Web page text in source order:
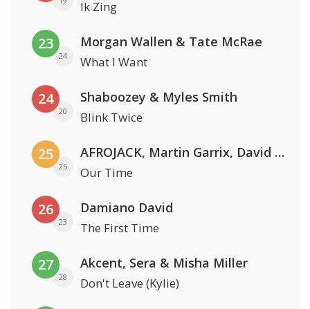
Ik Zing
23
24
Morgan Wallen & Tate McRae
What I Want
24
20
Shaboozey & Myles Smith
Blink Twice
25
25
AFROJACK, Martin Garrix, David Guetta & Amél
Our Time
26
23
Damiano David
The First Time
27
28
Akcent, Sera & Misha Miller
Don't Leave (Kylie)